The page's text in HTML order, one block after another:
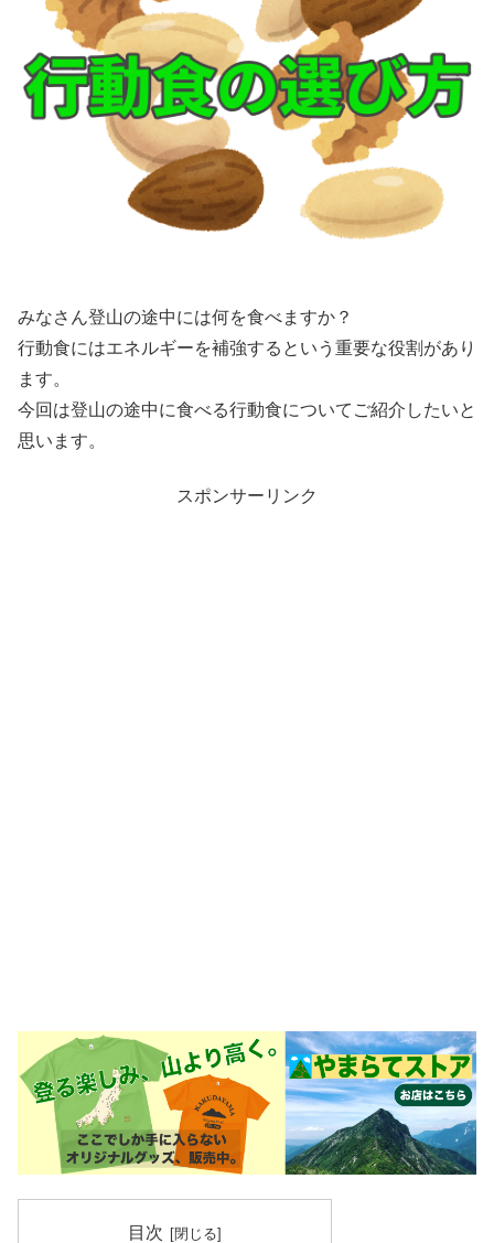
みなさん登山の途中には何を食べますか？
行動食にはエネルギーを補強するという重要な役割があり
ます。
今回は登山の途中に食べる行動食についてご紹介したいと
思います。
スポンサーリンク
目次